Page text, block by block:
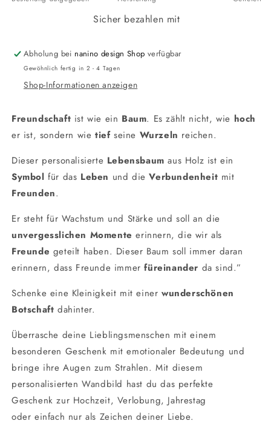
Sicher bezahlen mit
Abholung bei nanino design Shop verfügbar
Gewöhnlich fertig in 2 - 4 Tagen
Shop-Informationen anzeigen
Freundschaft ist wie ein Baum. Es zählt nicht, wie hoch
er ist, sondern wie tiefseine Wurzeln reichen.
Dieser personalisierte Lebensbaum aus Holz ist ein
Symbol für das Leben und dieVerbundenheit mit
Freunden.
Er steht für Wachstum und Stärke und soll an die
unvergesslichen Momente erinnern, die wir als
Freunde geteilt haben. Dieser Baum soll immer daran
erinnern, dass Freunde immerfüreinander da sind.”
Schenke eine Kleinigkeit mit einer wunderschönen
Botschaft dahinter.
Überrasche deine Lieblingsmenschen mit einem
besonderen Geschenk mit emotionaler Bedeutung und
bringe ihre Augen zum Strahlen. Mit diesem
personalisierten Wandbild hast du das perfekte
Geschenk zur Hochzeit, Verlobung, Jahrestag
oder einfach nur als Zeichen deiner Liebe.